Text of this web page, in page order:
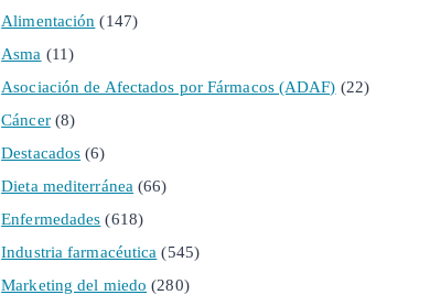
Alimentación (147)
Asma (11)
Asociación de Afectados por Fármacos (ADAF) (22)
Cáncer(8)
Destacados (6)
Dieta mediterránea (66)
Enfermedades (618)
Industria farmacéutica (545)
Marketing del miedo (280)